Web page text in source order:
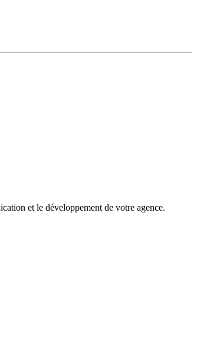
et le développement de votre agence.